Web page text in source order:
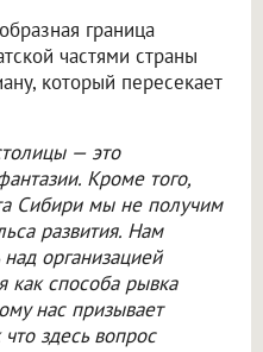
граница
частями страны
который пересекает
— это
Кроме того,
Сибири мы не получим
развития. Нам
организацией
как способа рывка
нас призывает
здесь вопрос